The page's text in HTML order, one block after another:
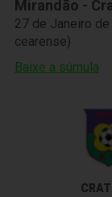
Mirandão -
27 de Janeiro
cearense)
Baixe a súmula